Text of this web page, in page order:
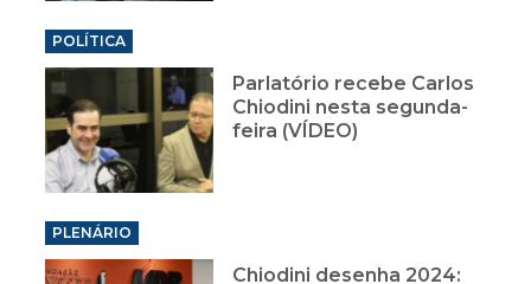
POLÍTICA
Parlatório recebe Carlos
Chiodini nesta segunda-
feira (VÍDEO)
PLENÁRIO
Chiodini desenha 2024: